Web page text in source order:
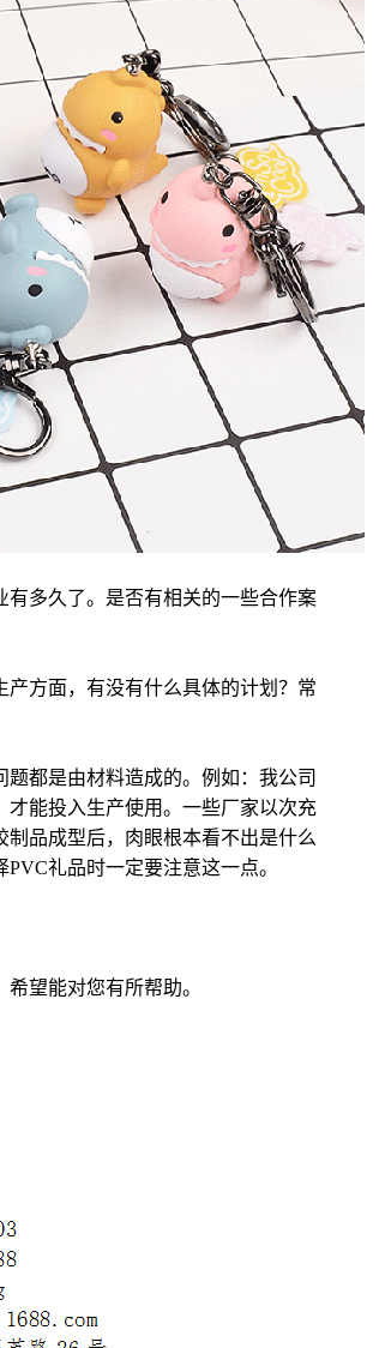
多久了。是否有相关的一些合作案
方面，有没有什么具体的计划？常
都是由材料造成的。例如：我公司
能投入生产使用。一些厂家以次充
品成型后，肉眼根本看不出是什么
礼品时一定要注意这一点。
望能对您有所帮助。